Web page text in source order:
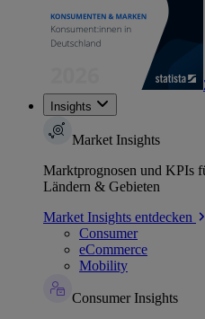
Insights
Market Insights
Marktprognosen und KPIs
Ländern & Gebieten
Market Insights entdecken
Consumer
eCommerce
Mobility
Consumer Insights